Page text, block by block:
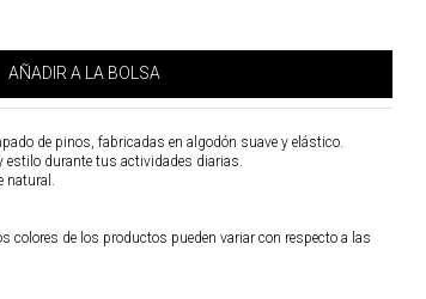
AÑADIR A LA BOLSA
de pinos, fabricadas en algodón suave y elástico.
estilo durante tus actividades diarias.
natural.
colores de los productos pueden variar con respecto a las